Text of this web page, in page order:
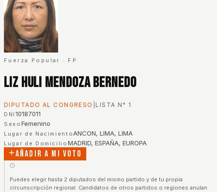
Fuerza Popular · FP
Liz Huli Mendoza Bernedo
DIPUTADO AL CONGRESO LISTA N° 1
DNI 10187011
Sexo Femenino
Lugar de NacimientoANCON, LIMA, LIMA
Lugar de Domicilio MADRID, ESPAÑA, EUROPA
Añadir a mi voto
Puedes elegir hasta 2 diputados del mismo partido y de tu propia
circunscripción regional. Candidatos de otros partidos o regiones anulan